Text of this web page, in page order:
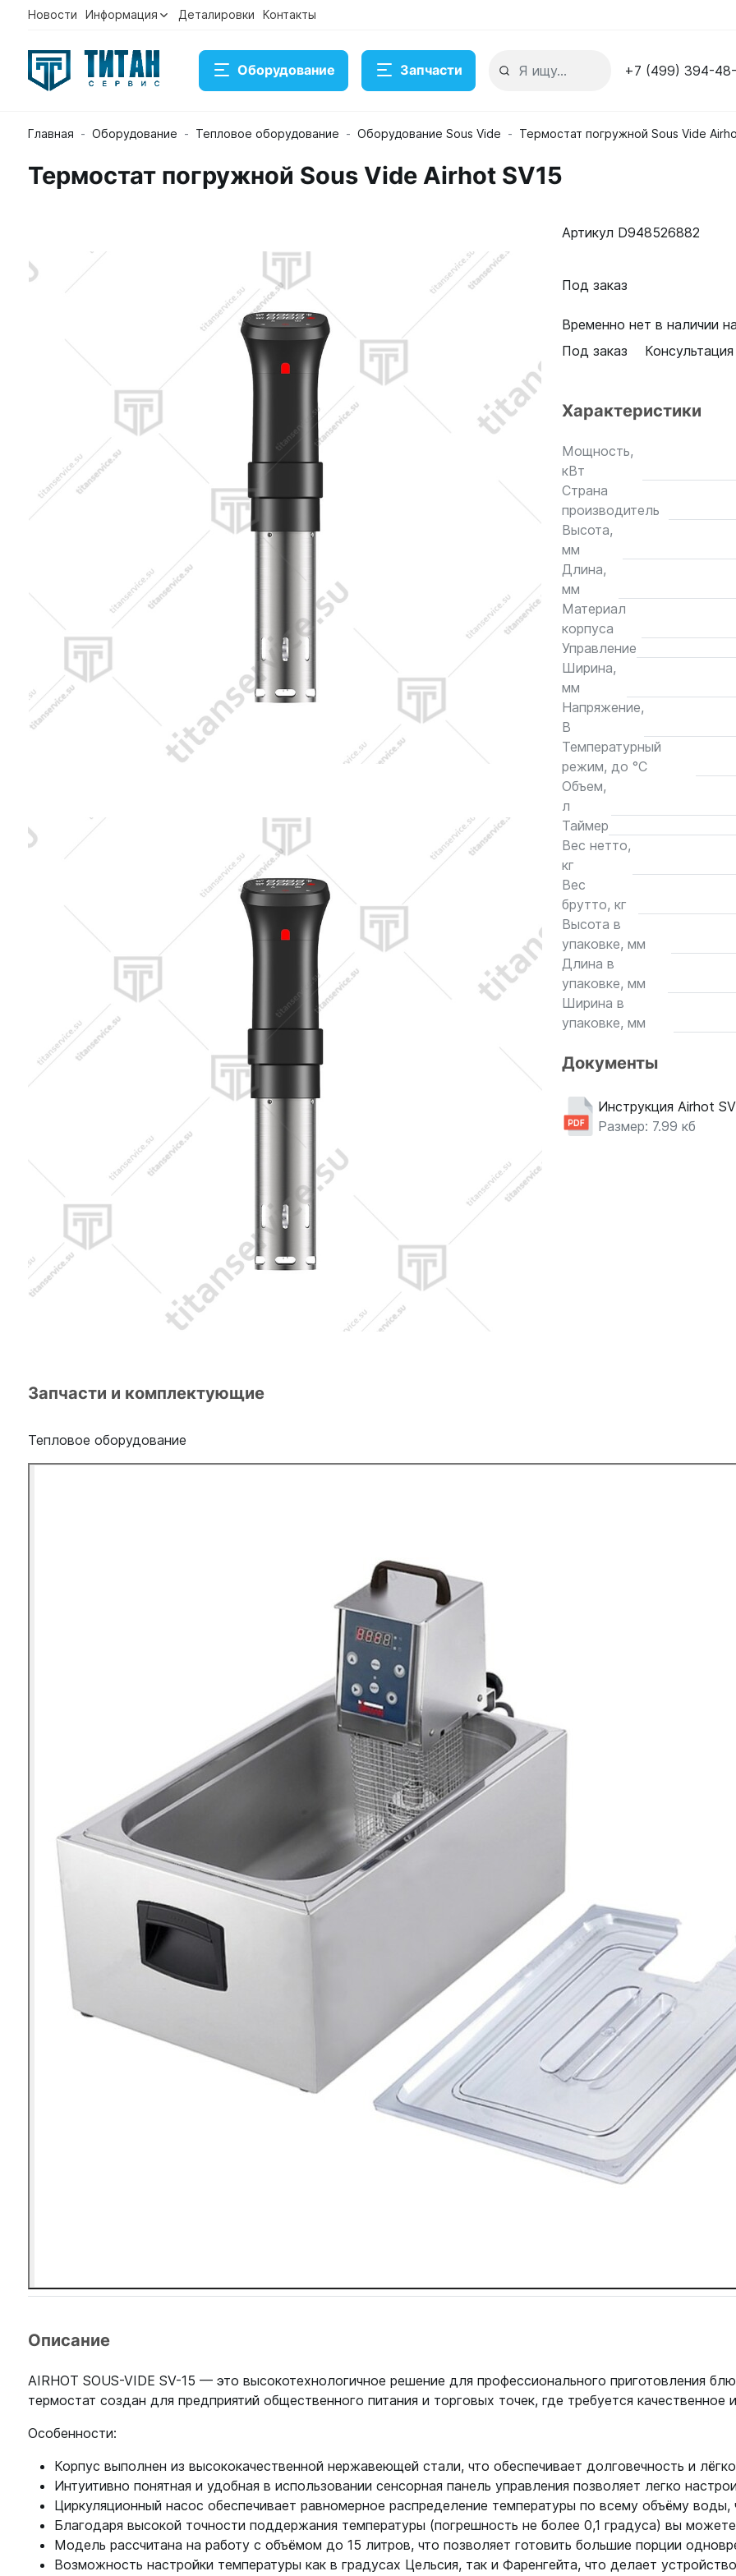
Новости Информация Деталировки Контакты
Оборудование Запчасти +7 (499) 394-
Главная Оборудование Тепловое оборудование Оборудование Sous Vide Термостат погружной Sous Vide
Под заказ
Термостат погружной Sous Vide Airhot SV15
Артикул D948526882
Под заказ
Временно нет в наличии
Под заказ
Характеристики
Мощность,
кВт
Страна
производитель
Высота,
мм
Длина,
мм
Материал
корпуса
Управление
Ширина,
мм
Напряжение,
В
Температурный
режим, до °С
Объем,
л
Таймер
Вес нетто,
кг
Вес
брутто, кг
Высота в
упаковке, мм
Длина в
упаковке, мм
Ширина в
упаковке, мм
Документы
Инструкция Airhot
Размер: 7.99 кб
Запчасти и комплектующие
Тепловое оборудование
Описание
AIRHOT SOUS-VIDE SV-15 — это высокотехнологичное решение для профессионального приготовления
термостат создан для предприятий общественного питания и торговых точек, где требуется качественное
Особенности:
Корпус выполнен из высококачественной нержавеющей стали, что обеспечивает долговечность и
Интуитивно понятная и удобная в использовании сенсорная панель управления позволяет легко
Циркуляционный насос обеспечивает равномерное распределение температуры по всему объёму
Благодаря высокой точности поддержания температуры (погрешность не более 0,1 градуса) вы
Модель рассчитана на работу с объёмом до 15 литров, что позволяет готовить большие порции
Возможность настройки температуры как в градусах Цельсия, так и Фаренгейта, что делает